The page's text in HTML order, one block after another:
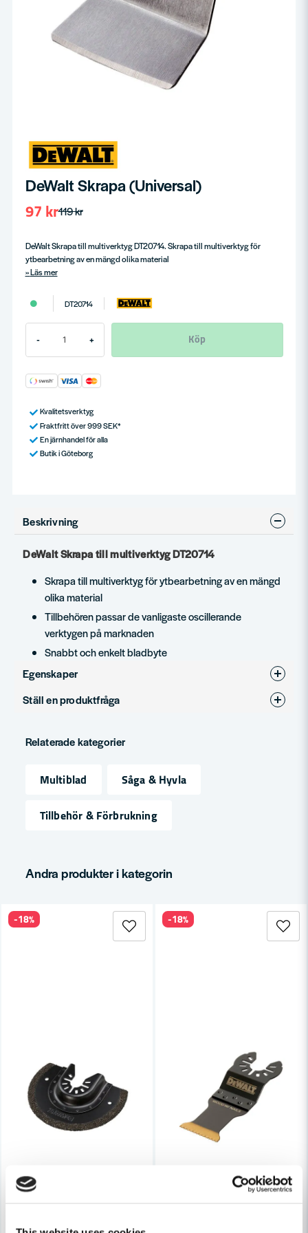
DeWalt Skrapa (Universal)
119 kr
97 kr
DeWalt Skrapa till multiverktyg DT20714. Skrapa till multiverktyg för
ytbearbetning av en mängd olika material
Läs mer
DT20714
- + Köp
Kvalitetsverktyg
Fraktfritt över 999 SEK*
En järnhandel för alla
Butik i Göteborg
Beskrivning
DeWalt Skrapa till multiverktyg DT20714
Skrapa till multiverktyg för ytbearbetning av en mängd
olika material
Tillbehören passar de vanligaste oscillerande
verktygen på marknaden
Snabbt och enkelt bladbyte
Egenskaper
Produkttyp
Ställ en produktfråga
Fråga oss något om denna produkten...
Namn
Ja, ni får publicera min fråga
Relaterade kategorier
Multiblad
Såga & Hyvla
Tillbehör & Förbrukning
Andra produkter i kategorin
-18% -18%